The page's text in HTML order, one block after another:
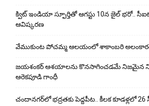
క్విట్ ఇండియా స్ఫూర్తితో ఆగస్టు 10న జైల్ భరో..
ఆవిష్కరణ
వేముకుంట పోచమ్మ ఆలయంలో శాకాంబరి
జయశంకర్ ఆశయాలను కొనసాగించడమే నిజమైన
ఆరెక‌పూడి గాంధీ
చందానగర్‌లో భద్రతకు పెద్దపీట.. కీలక కూడళ్లలో